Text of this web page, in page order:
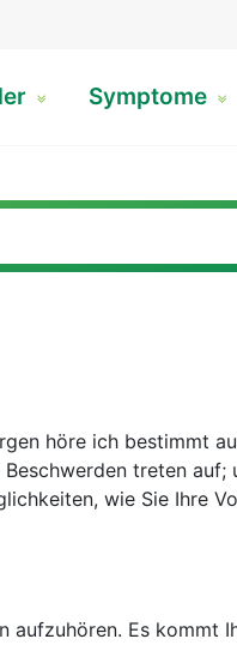
Symptome
höre ich bestimmt
treten
wie Sie Ihre
aufzuhören. Es kommt